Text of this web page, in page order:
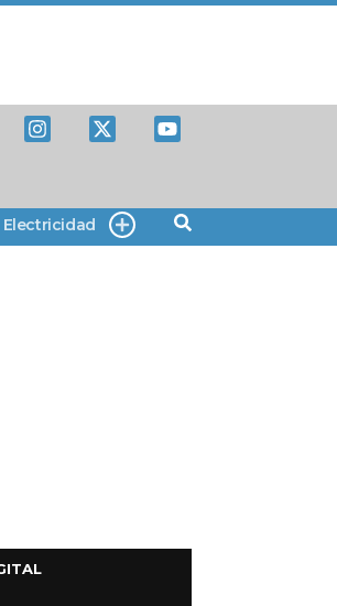
Electricidad